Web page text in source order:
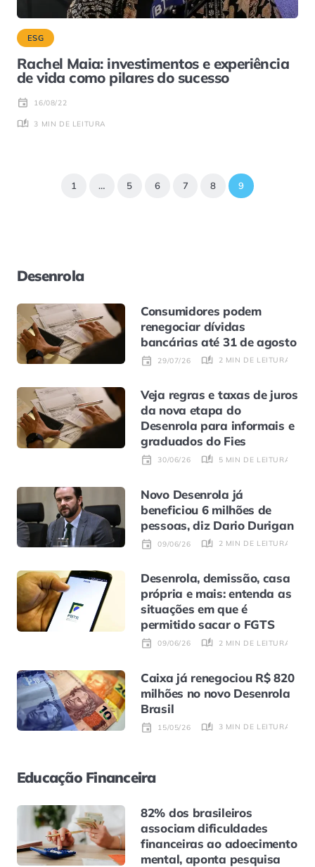
ESG
Rachel Maia: investimentos e experiência
de vida como pilares do sucesso
16/08/22
3 MIN DE LEITURA
1 … 5 6 7 8 9
Desenrola
Consumidores podem
renegociar dívidas
bancárias até 31 de agosto
29/07/26 2 MIN DE LEITURA
Veja regras e taxas de juros
da nova etapa do
Desenrola para informais e
graduados do Fies
30/06/26 5 MIN DE LEITURA
Novo Desenrola já
beneficiou 6 milhões de
pessoas, diz Dario Durigan
09/06/26 2 MIN DE LEITURA
Desenrola, demissão, casa
própria e mais: entenda as
situações em que é
permitido sacar o FGTS
09/06/26 2 MIN DE LEITURA
Caixa já renegociou R$ 820
milhões no novo Desenrola
Brasil
15/05/26 3 MIN DE LEITURA
Educação Financeira
82% dos brasileiros
associam dificuldades
financeiras ao adoecimento
mental, aponta pesquisa